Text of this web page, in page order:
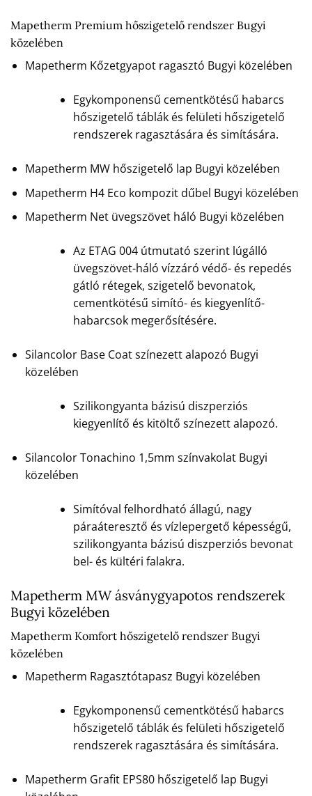
Mapetherm Premium hőszigetelő rendszer Bugyi
közelében
Mapetherm Kőzetgyapot ragasztó Bugyi közelében
Egykomponensű cementkötésű habarcs
hőszigetelő táblák és felületi hőszigetelő
rendszerek ragasztására és simítására.
Mapetherm MW hőszigetelő lap Bugyi közelében
Mapetherm H4 Eco kompozit dűbel Bugyi közelében
Mapetherm Net üvegszövet háló Bugyi közelében
Az ETAG 004 útmutató szerint lúgálló
üvegszövet-háló vízzáró védő- és repedés
gátló rétegek, szigetelő bevonatok,
cementkötésű simító- és kiegyenlítő-
habarcsok megerősítésére.
Silancolor Base Coat színezett alapozó Bugyi
közelében
Szilikongyanta bázisú diszperziós
kiegyenlítő és kitöltő színezett alapozó.
Silancolor Tonachino 1,5mm színvakolat Bugyi
közelében
Simítóval felhordható állagú, nagy
páraáteresztő és vízlepergető képességű,
szilikongyanta bázisú diszperziós bevonat
bel- és kültéri falakra.
Mapetherm MW ásványgyapotos rendszerek
Bugyi közelében
Mapetherm Komfort hőszigetelő rendszer Bugyi
közelében
Mapetherm Ragasztótapasz Bugyi közelében
Egykomponensű cementkötésű habarcs
hőszigetelő táblák és felületi hőszigetelő
rendszerek ragasztására és simítására.
Mapetherm Grafit EPS80 hőszigetelő lap Bugyi